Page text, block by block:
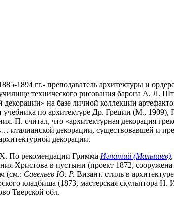
1894 гг.- преподаватель архитектуры и
технического рисования барона А. Л.
на базе личной коллекции
по архитектуре Др. Греции (М., 1909),
П. считал, что «архитектурная декорация
декорации, существовавшей и
декорации.
По рекомендации Гримма Игнатий (Малышев)
Христова в пустыни (проект 1872,
(см.: Савельев Ю. Р. Визант. стиль в
кладбища (1873, мастерская скульптора
Тверской обл.